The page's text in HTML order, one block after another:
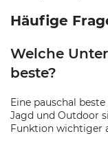
Häufige
Welche
beste?
Eine pauschal
Jagd und Outdoor
Funktion wichtiger